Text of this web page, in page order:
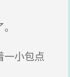
小包点